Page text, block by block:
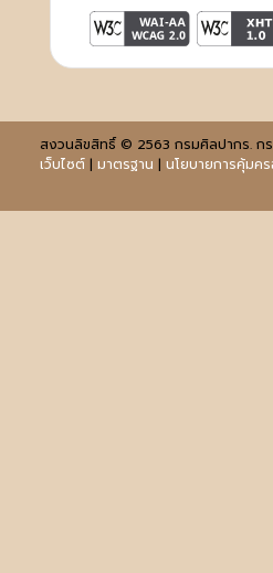
สงวนลิขสิทธิ์ © 2563 กรมศิลปากร. ก
เว็บไซต์| มาตรฐาน | นโยบายการคุ้มค